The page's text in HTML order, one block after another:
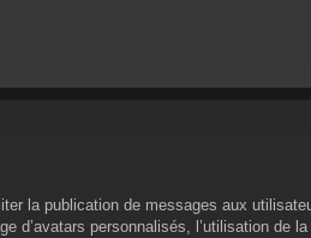
la publication de messages aux
personnalisés, l’utilisation de